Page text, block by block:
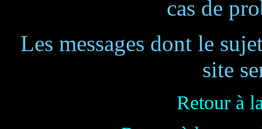
cas de
Les messages dont le
site
Retour à